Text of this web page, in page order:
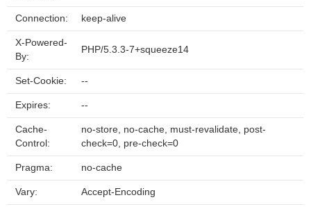
Connection: keep-alive
X-Powered-
By:
PHP/5.3.3-7+squeeze14
Set-Cookie: --
Expires: --
Cache-
Control:
no-store, no-cache, must-revalidate, post-
check=0, pre-check=0
Pragma: no-cache
Vary: Accept-Encoding